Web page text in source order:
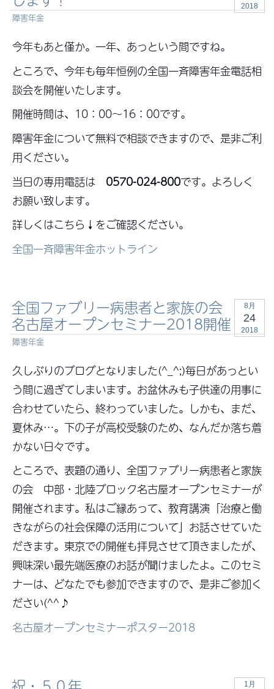
2018
障害年金
今年もあと僅か。一年、あっという間ですね。
ところで、今年も毎年恒例の全国一斉障害年金電話相
談会を開催いたします。
開催時間は、10：00～16：00です。
障害年金について無料で相談できますので、是非ご利
用ください。
当日の専用電話は 0570-024-800です。よろしく
お願い致します。
詳しくはこちら↓をご確認ください。
全国一斉障害年金ホットライン
8月
24
2018
全国ファブリー病患者と家族の会
名古屋オープンセミナー2018開催
障害年金
久しぶりのブログとなりました(^_^;)毎日があっとい
う間に過ぎてしまいます。お盆休みも子供達の用事に
合わせていたら、終わっていました。しかも、まだ、
夏休み…。下の子が高校受験のため、なんだか落ち着
かない日々です。
ところで、表題の通り、全国ファブリー病患者と家族
の会 中部・北陸ブロック名古屋オープンセミナーが
開催されます。私はご縁あって、教育講演「治療と働
きながらの社会保障の活用について」お話させていた
だきます。東京での開催も拝見させて頂きましたが、
興味深い最先端医療のお話が聞けましたよ。このセミ
ナーは、どなたでも参加できますので、是非ご参加く
ださい(^^♪
名古屋オープンセミナーポスター2018
1月